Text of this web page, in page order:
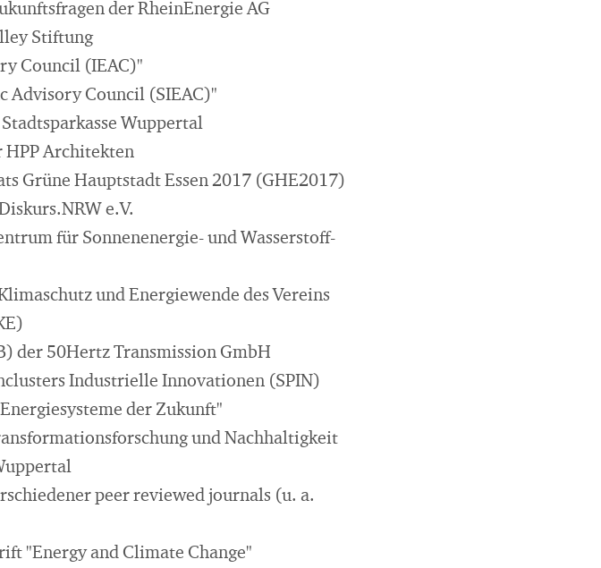
der RheinEnergie AG
Stiftung
Council (IEAC)"
Advisory Council (SIEAC)"
Wuppertal
Architekten
Grüne Hauptstadt Essen 2017 (GHE2017)
e.V.
für Sonnenenergie- und Wasserstoff-
und Energiewende des Vereins
der 50Hertz Transmission GmbH
Industrielle Innovationen (SPIN)
der Zukunft"
und Nachhaltigkeit
peer reviewed journals (u. a.
"Energy and Climate Change"